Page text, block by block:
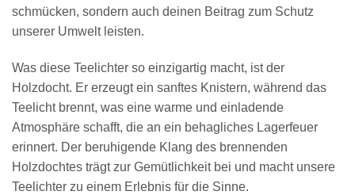
schmücken, sondern auch deinen Beitrag zum Schutz
unserer Umwelt leisten.
Was diese Teelichter so einzigartig macht, ist der
Holzdocht. Er erzeugt ein sanftes Knistern, während das
Teelicht brennt, was eine warme und einladende
Atmosphäre schafft, die an ein behagliches Lagerfeuer
erinnert. Der beruhigende Klang des brennenden
Holzdochtes trägt zur Gemütlichkeit bei und macht unsere
Teelichter zu einem Erlebnis für die Sinne.